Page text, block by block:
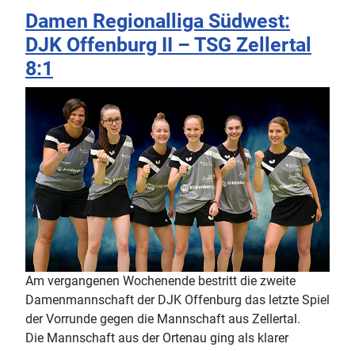
Damen Regionalliga Südwest:
DJK Offenburg II – TSG Zellertal
8:1
Am vergangenen Wochenende bestritt die zweite
Damenmannschaft der DJK Offenburg das letzte Spiel
der Vorrunde gegen die Mannschaft aus Zellertal.
Die Mannschaft aus der Ortenau ging als klarer